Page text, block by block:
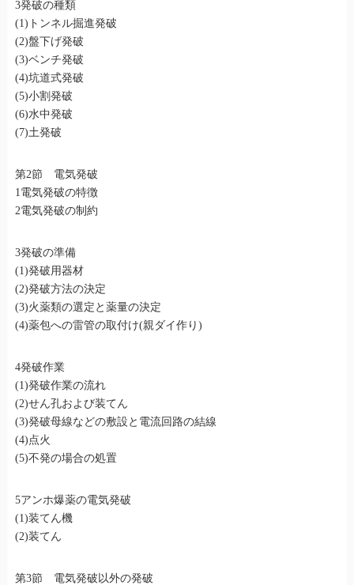
3発破の種類
(1)トンネル掘進発破
(2)盤下げ発破
(3)ベンチ発破
(4)坑道式発破
(5)小割発破
(6)水中発破
(7)土発破
第2節 電気発破
1電気発破の特徴
2電気発破の制約
3発破の準備
(1)発破用器材
(2)発破方法の決定
(3)火薬類の選定と薬量の決定
(4)薬包への雷管の取付け(親ダイ作り)
4発破作業
(1)発破作業の流れ
(2)せん孔および装てん
(3)発破母線などの敷設と電流回路の結線
(4)点火
(5)不発の場合の処置
5アンホ爆薬の電気発破
(1)装てん機
(2)装てん
第3節 電気発破以外の発破